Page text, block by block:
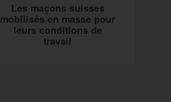
Les maçons suisses
mobilisés en masse pour
leurs conditions de
travail